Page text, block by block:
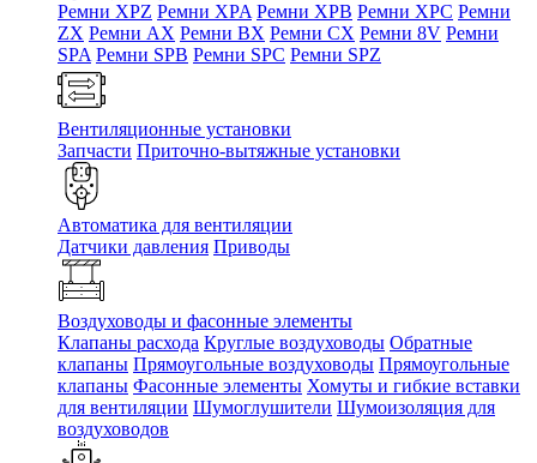
Ремни XPZ Ремни XPA Ремни XPB Ремни XPC Ремни
ZX Ремни AX Ремни BX Ремни CX Ремни 8V Ремни
SPA Ремни SPB Ремни SPC Ремни SPZ
Вентиляционные установки
Запчасти Приточно-вытяжные установки
Автоматика для вентиляции
Датчики давления Приводы
Воздуховоды и фасонные элементы
Клапаны расхода Круглые воздуховоды Обратные
клапаны Прямоугольные воздуховоды Прямоугольные
клапаны Фасонные элементы Хомуты и гибкие вставки
для вентиляции Шумоглушители Шумоизоляция для
воздуховодов